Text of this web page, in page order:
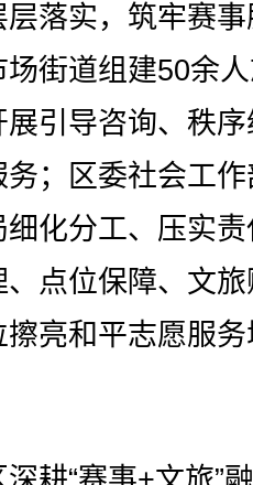
落实，筑牢赛
街道组建50余
引导咨询、秩
；区委社会工
化分工、压实
点位保障、文
亮和平志愿服